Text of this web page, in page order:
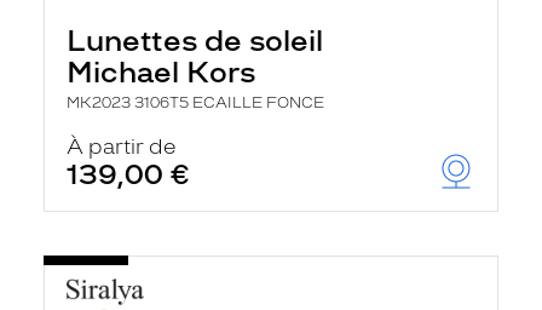
Lunettes de soleil
Michael Kors
MK2023 3106T5 ECAILLE FONCE
À partir de
139,00 €